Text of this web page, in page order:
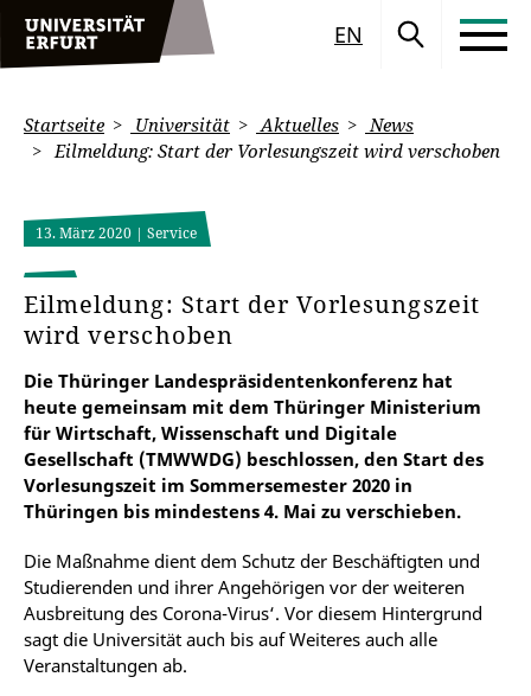
EN
Startseite Universität Aktuelles
News
Eilmeldung: Start der Vorlesungszeit wird verschoben
13. März 2020 | Service
Eilmeldung: Start der Vorlesungszeit
wird verschoben
Die Thüringer Landespräsidentenkonferenz hat
heute gemeinsam mit dem Thüringer Ministerium
für Wirtschaft, Wissenschaft und Digitale
Gesellschaft (TMWWDG) beschlossen, den Start des
Vorlesungszeit im Sommersemester 2020 in
Thüringen bis mindestens 4. Mai zu verschieben.
Die Maßnahme dient dem Schutz der Beschäftigten und
Studierenden und ihrer Angehörigen vor der weiteren
Ausbreitung des Corona-Virus‘. Vor diesem Hintergrund
sagt die Universität auch bis auf Weiteres auch alle
Veranstaltungen ab.